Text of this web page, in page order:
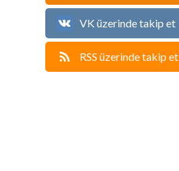
VK üzerinde takip et
RSS üzerinde takip et